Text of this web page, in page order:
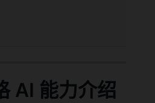
AI 能力介绍